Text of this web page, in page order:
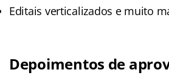
Editais verticalizados e muito
Depoimentos de